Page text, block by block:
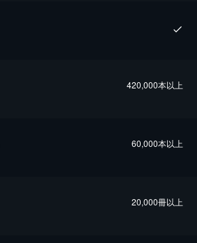
420,000本以上
60,000本以上
20,000冊以上